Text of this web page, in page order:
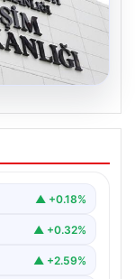
Paktı
▲ +0.18%
▲ +0.32%
▲ +2.59%